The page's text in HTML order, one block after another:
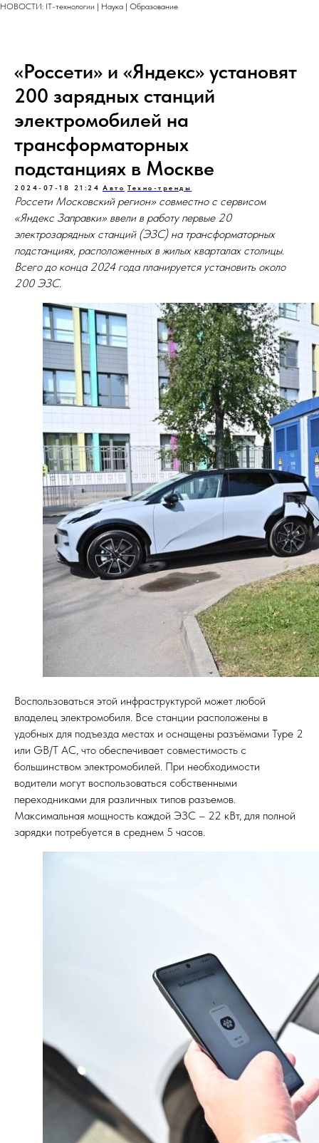
НОВОСТИ: IT-технологии | Наука | Образование
«Россети» и «Яндекс» установят
200 зарядных станций
электромобилей на
трансформаторных
подстанциях в Москве
2024-07-18 21:24 Авто Техно-тренды
Россети Московский регион» совместно с сервисом
«Яндекс Заправки» ввели в работу первые 20
электрозарядных станций (ЭЗС) на трансформаторных
подстанциях, расположенных в жилых кварталах столицы.
Всего до конца 2024 года планируется установить около
200 ЭЗС.
Воспользоваться этой инфраструктурой может любой
владелец электромобиля. Все станции расположены в
удобных для подъезда местах и оснащены разъёмами Typе 2
или GB/T AC, что обеспечивает совместимость с
большинством электромобилей. При необходимости
водители могут воспользоваться собственными
переходниками для различных типов разъемов.
Максимальная мощность каждой ЭЗС – 22 кВт, для полной
зарядки потребуется в среднем 5 часов.